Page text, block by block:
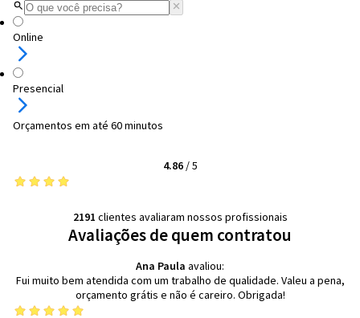
Online
Presencial
Orçamentos em até 60 minutos
4.86/5
2191 clientes avaliaram nossos profissionais
Avaliações de quem contratou
Ana Paula avaliou:
Fui muito bem atendida com um trabalho de qualidade. Valeu a pena,
orçamento grátis e não é careiro. Obrigada!